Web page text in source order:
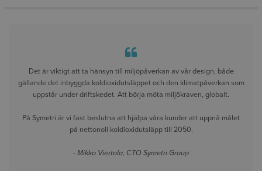
Det är viktigt att ta hänsyn till miljöpåverkan av vår design, både
gällande det inbyggda koldioxidutsläppet och den klimatpåverkan som
uppstår under driftskedet. Att börja möta miljökraven, globalt.
På Symetri är vi fast beslutna att hjälpa våra kunder att uppnå målet
på nettonoll koldioxidutsläpp till 2050.
- Mikko Viertola, CTO Symetri Group